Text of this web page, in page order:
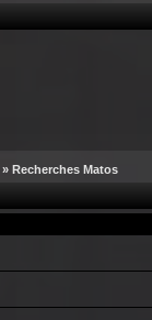
» Recherches Matos